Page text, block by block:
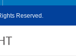
Reserved.